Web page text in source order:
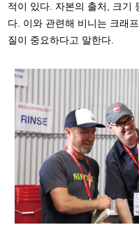
적이 있다. 자본의 출처, 크기
다. 이와 관련해 비니는 크래
질이 중요하다고 말한다.